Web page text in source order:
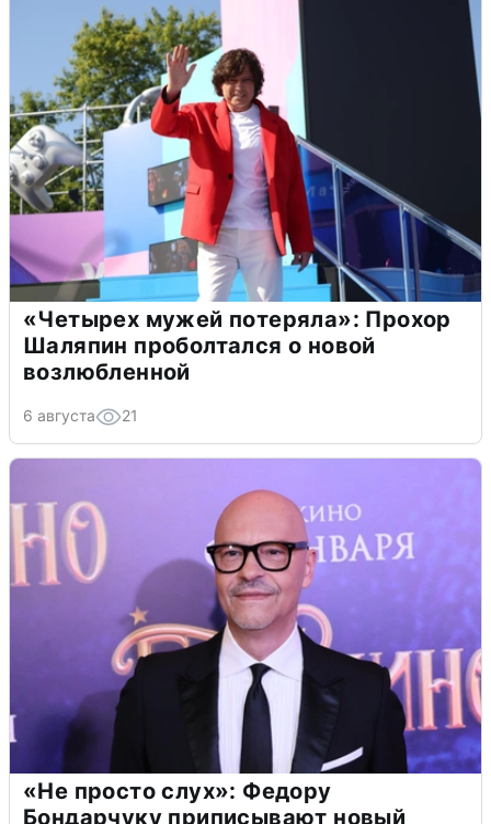
«Четырех мужей потеряла»: Прохор
Шаляпин проболтался о новой
возлюбленной
6 августа 21
«Не просто слух»: Федору
Бондарчуку приписывают новый